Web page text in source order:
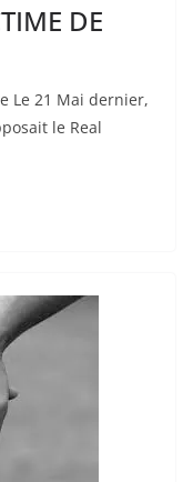
DE
Le 21 Mai dernier,
le Real